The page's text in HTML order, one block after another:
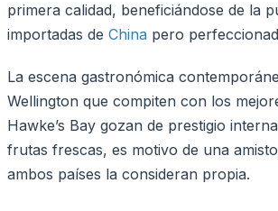
primera calidad, beneficiándose de la
importadas de China pero
La escena gastronómica
Wellington que compiten con los
Hawke’s Bay gozan de prestigio
frutas frescas, es motivo de una
ambos países la consideran propia.